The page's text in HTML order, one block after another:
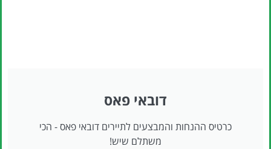
דובאי פאס
כרטיס ההנחות והמבצעים לתיירים דובאי פאס - הכי
משתלם שיש!